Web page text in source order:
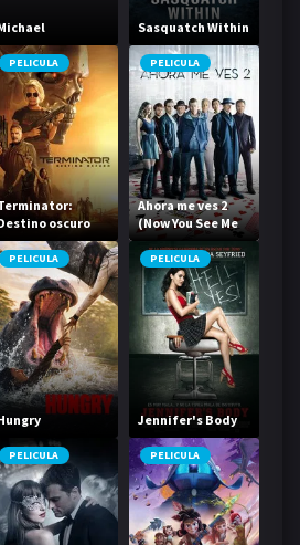
Sasquatch Within
PELICULA
oscuro
PELICULA
Ahora me ves 2
(Now You See Me
PELICULA PELICULA
Jennifer's Body
PELICULA PELICULA